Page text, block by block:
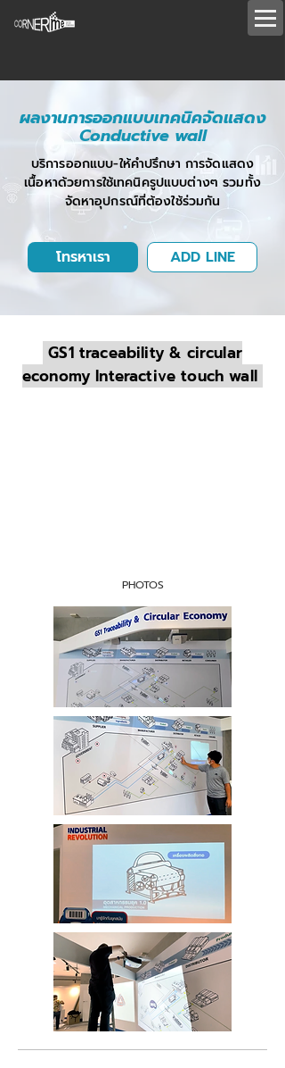
ผลงานการออกแบบเทคนิคจัดแสดง
Conductive wall
บริการออกแบบ-ให้คำปรึกษา การจัดแสดง
เนื้อหาด้วยการใช้เทคนิครูปแบบต่างๆ รวมทั้ง
จัดหาอุปกรณ์ที่ต้องใช้ร่วมกัน
โทรหาเรา ADD LINE
GS1 traceability & circular
economy Interactive touch wall
PHOTOS